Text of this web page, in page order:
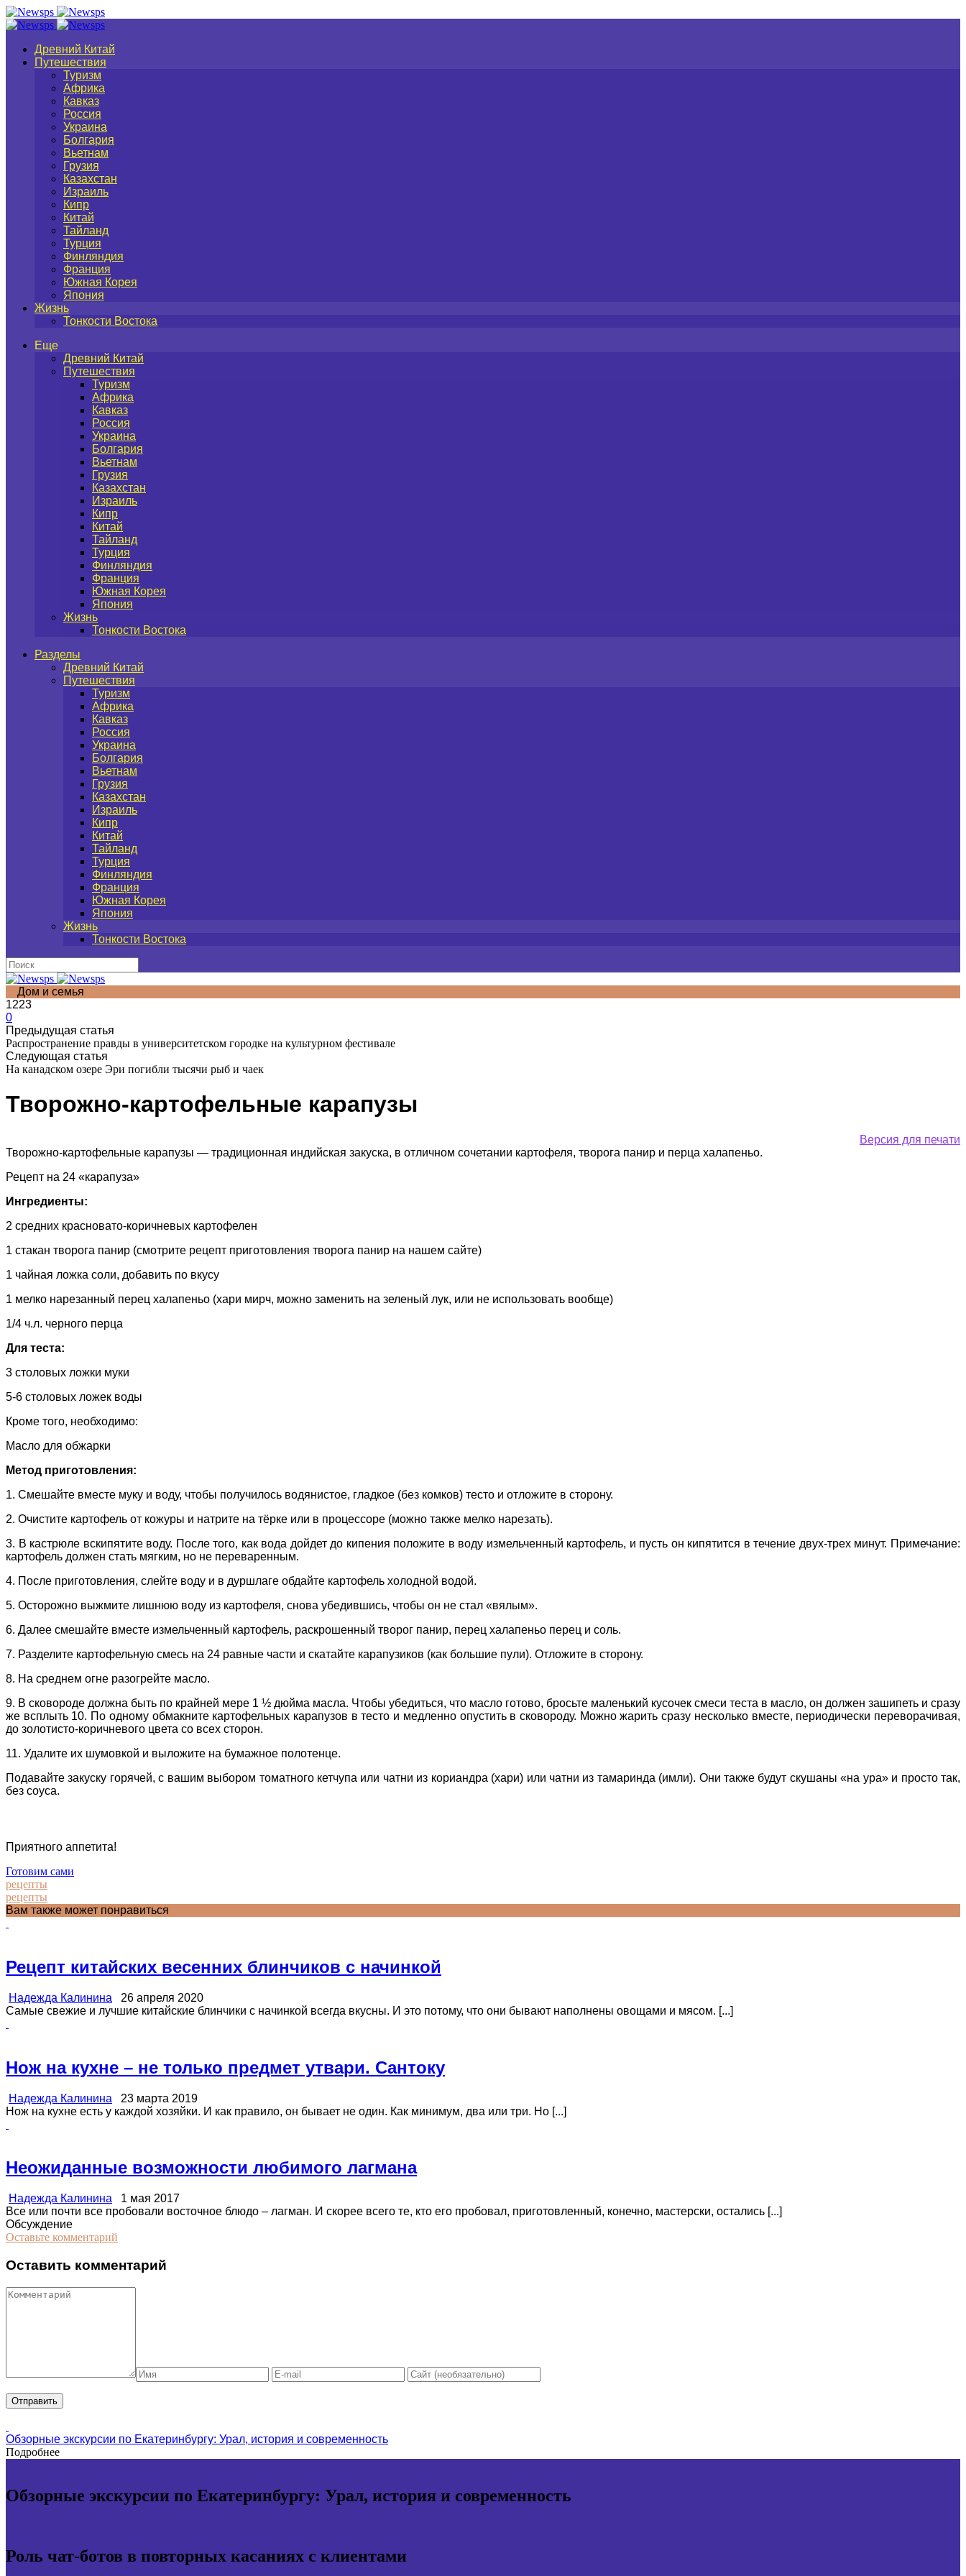
Древний Китай
Путешествия
Туризм
Африка
Кавказ
Россия
Украина
Болгария
Вьетнам
Грузия
Казахстан
Израиль
Кипр
Китай
Тайланд
Турция
Финляндия
Франция
Южная Корея
Япония
Жизнь
Тонкости Востока
Еще
Древний Китай
Путешествия
Туризм
Африка
Кавказ
Россия
Украина
Болгария
Вьетнам
Грузия
Казахстан
Израиль
Кипр
Китай
Тайланд
Турция
Финляндия
Франция
Южная Корея
Япония
Жизнь
Тонкости Востока
Разделы
Древний Китай
Путешествия
Туризм
Африка
Кавказ
Россия
Украина
Болгария
Вьетнам
Грузия
Казахстан
Израиль
Кипр
Китай
Тайланд
Турция
Финляндия
Франция
Южная Корея
Япония
Жизнь
Тонкости Востока
Дом и семья
1223
0
Предыдущая статья
Распространение правды в университетском городке на культурном фестивале
Следующая статья
На канадском озере Эри погибли тысячи рыб и чаек
Творожно-картофельные карапузы
Версия для печати
Творожно-картофельные карапузы — традиционная индийская закуска, в отличном сочетании картофеля, творога панир и перца халапеньо.
Рецепт на 24 «карапуза»
Ингредиенты:
2 средних красновато-коричневых картофелен
1 стакан творога панир (смотрите рецепт приготовления творога панир на нашем сайте)
1 чайная ложка соли, добавить по вкусу
1 мелко нарезанный перец халапеньо (хари мирч, можно заменить на зеленый лук, или не использовать вообще)
1/4 ч.л. черного перца
Для теста:
3 столовых ложки муки
5-6 столовых ложек воды
Кроме того, необходимо:
Масло для обжарки
Метод приготовления:
1. Смешайте вместе муку и воду, чтобы получилось водянистое, гладкое (без комков) тесто и отложите в сторону.
2. Очистите картофель от кожуры и натрите на тёрке или в процессоре (можно также мелко нарезать).
3. В кастрюле вскипятите воду. После того, как вода дойдет до кипения положите в воду измельченный картофель, и пусть он кипятится в течение двух-трех минут. Примечание:
картофель должен стать мягким, но не переваренным.
4. После приготовления, слейте воду и в дуршлаге обдайте картофель холодной водой.
5. Осторожно выжмите лишнюю воду из картофеля, снова убедившись, чтобы он не стал «вялым».
6. Далее смешайте вместе измельченный картофель, раскрошенный творог панир, перец халапеньо перец и соль.
7. Разделите картофельную смесь на 24 равные части и скатайте карапузиков (как большие пули). Отложите в сторону.
8. На среднем огне разогрейте масло.
9. В сковороде должна быть по крайней мере 1 ½ дюйма масла. Чтобы убедиться, что масло готово, бросьте маленький кусочек смеси теста в масло, он должен зашипеть и сразу
же всплыть 10. По одному обмакните картофельных карапузов в тесто и медленно опустить в сковороду. Можно жарить сразу несколько вместе, периодически переворачивая,
до золотисто-коричневого цвета со всех сторон.
11. Удалите их шумовкой и выложите на бумажное полотенце.
Подавайте закуску горячей, с вашим выбором томатного кетчупа или чатни из кориандра (хари) или чатни из тамаринда (имли). Они также будут скушаны «на ура» и просто так,
без соуса.
Приятного аппетита!
Готовим сами
рецепты
рецепты
Вам также может понравиться
Рецепт китайских весенних блинчиков с начинкой
Надежда Калинина 26 апреля 2020
Самые свежие и лучшие китайские блинчики с начинкой всегда вкусны. И это потому, что они бывают наполнены овощами и мясом. [...]
Нож на кухне – не только предмет утвари. Сантоку
Надежда Калинина 23 марта 2019
Нож на кухне есть у каждой хозяйки. И как правило, он бывает не один. Как минимум, два или три. Но [...]
Неожиданные возможности любимого лагмана
Надежда Калинина 1 мая 2017
Все или почти все пробовали восточное блюдо – лагман. И скорее всего те, кто его пробовал, приготовленный, конечно, мастерски, остались [...]
Обсуждение
Оставьте комментарий
Оставить комментарий
Обзорные экскурсии по Екатеринбургу: Урал, история и современность
Подробнее
Обзорные экскурсии по Екатеринбургу: Урал, история и современность
Роль чат-ботов в повторных касаниях с клиентами